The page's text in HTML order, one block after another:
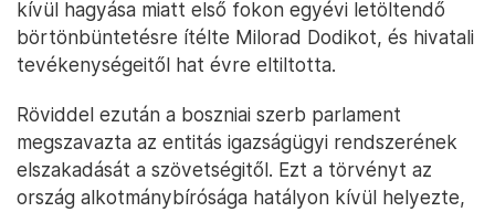
kívül hagyása miatt első fokon egyévi letöltendő
börtönbüntetésre ítélte Milorad Dodikot, és hivatali
tevékenységeitől hat évre eltiltotta.
Röviddel ezután a boszniai szerb parlament
megszavazta az entitás igazságügyi rendszerének
elszakadását a szövetségitől. Ezt a törvényt az
ország alkotmánybírósága hatályon kívül helyezte,